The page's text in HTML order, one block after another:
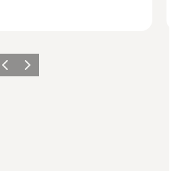
ForrigeNæste